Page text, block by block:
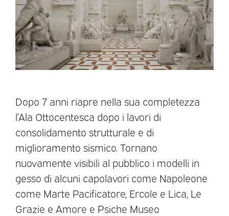
Dopo 7 anni riapre nella sua completezza
l’Ala Ottocentesca dopo i lavori di
consolidamento strutturale e di
miglioramento sismico. Tornano
nuovamente visibili al pubblico i modelli in
gesso di alcuni capolavori come Napoleone
come Marte Pacificatore, Ercole e Lica, Le
Grazie e Amore e Psiche Museo